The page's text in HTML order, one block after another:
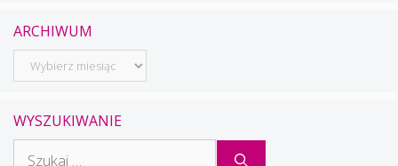
ARCHIWUM
Archiwum
WYSZUKIWANIE